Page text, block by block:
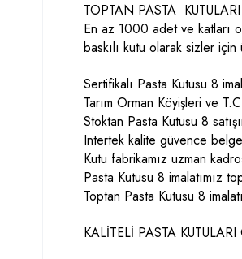
TOPTAN PASTA
En az 1000 adet ve katları
baskılı kutu olarak sizler için
Sertifikalı Pasta Kutusu 8
Tarım Orman Köyişleri ve
Stoktan Pasta Kutusu 8
Intertek kalite güvence
Kutu fabrikamız uzman
Pasta Kutusu 8 imalatımız
Toptan Pasta Kutusu 8
KALİTELİ PASTA KUTULARI